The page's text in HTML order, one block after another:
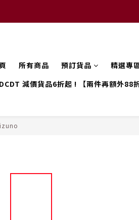
所有商品 預訂貨品
精選專
減價貨品6折起 ! 【兩件再額外88